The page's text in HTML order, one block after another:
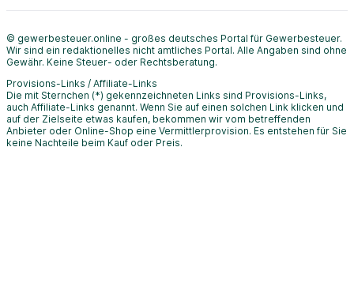
© gewerbesteuer.online - großes deutsches Portal für Gewerbesteuer.
Wir sind ein redaktionelles nicht amtliches Portal. Alle Angaben sind ohne
Gewähr. Keine Steuer- oder Rechtsberatung.
Provisions-Links / Affiliate-Links
Die mit Sternchen (*) gekennzeichneten Links sind Provisions-Links,
auch Affiliate-Links genannt. Wenn Sie auf einen solchen Link klicken und
auf der Zielseite etwas kaufen, bekommen wir vom betreffenden
Anbieter oder Online-Shop eine Vermittlerprovision. Es entstehen für Sie
keine Nachteile beim Kauf oder Preis.